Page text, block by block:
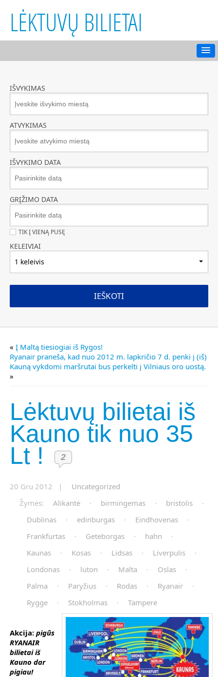
LĖKTUVŲ BILIETAI
IŠVYKIMAS
ATVYKIMAS
IŠVYKIMO DATA
GRĮŽIMO DATA
TIK Į VIENĄ PUSĘ
KELEIVIAI
1 keleivis
IEŠKOTI
« Į Maltą tiesiogiai iš Rygos!
Ryanair praneša, kad nuo 2012 m. lapkričio 7 d. penki į (iš)
Kauną vykdomi maršrutai bus perkelti į Vilniaus oro uostą.
»
Lėktuvų bilietai iš
Kauno tik nuo 35
Lt !
2
20 Gru 2012 |
Uncategorized
Žymės:
Alikantė · birmingemas · bristolis
·
Dublinas
· edinburgas · Eindhovenas
·
Frankfurtas
· Geteborgas · hahn
·
Kaunas
· Kosas · Lidsas · Liverpulis
·
Londonas
· luton · Malta · Oslas
·
Palma
· Paryžius · Rodas · Ryanair
·
Rygge
· Stokholmas · Tamperė
Akcija: pigūs
RYANAIR
bilietai iš
Kauno dar
pigiau!